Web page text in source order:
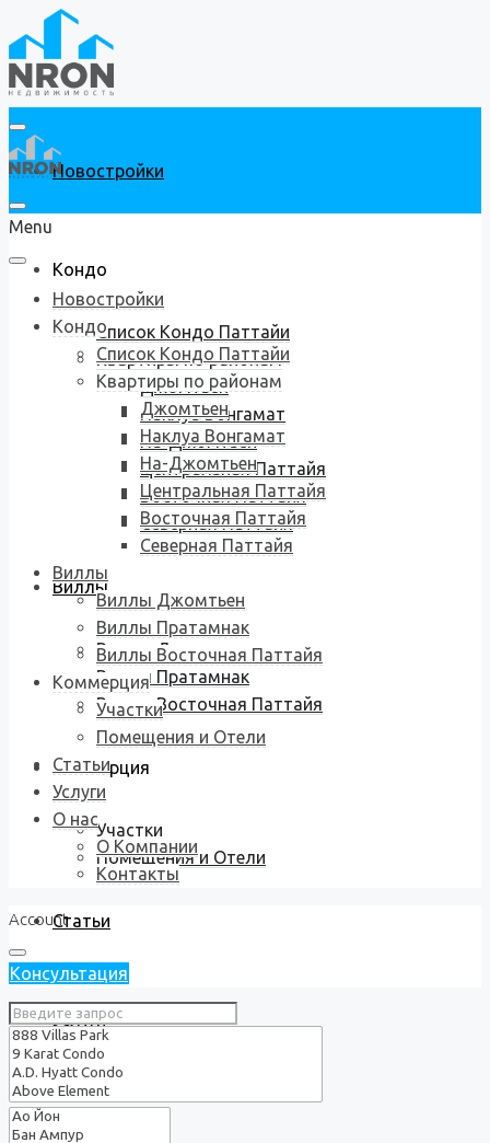
Новостройки
Кондо
Список Кондо Паттайи
Квартиры по районам
Джомтьен
Наклуа Вонгамат
На-Джомтьен
Центральная Паттайя
Восточная Паттайя
Северная Паттайя
Виллы
Виллы Джомтьен
Виллы Пратамнак
Виллы Восточная Паттайя
Коммерция
Участки
Помещения и Отели
Статьи
Услуги
О нас
Menu
Новостройки
Кондо
Список Кондо Паттайи
Квартиры по районам
Джомтьен
Наклуа Вонгамат
На-Джомтьен
Центральная Паттайя
Восточная Паттайя
Северная Паттайя
Виллы
Виллы Джомтьен
Виллы Пратамнак
Виллы Восточная Паттайя
Коммерция
Участки
Помещения и Отели
Статьи
Услуги
О нас
О Компании
Контакты
Account
Консультация